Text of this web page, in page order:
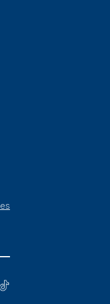
que ofertam
é um formato do